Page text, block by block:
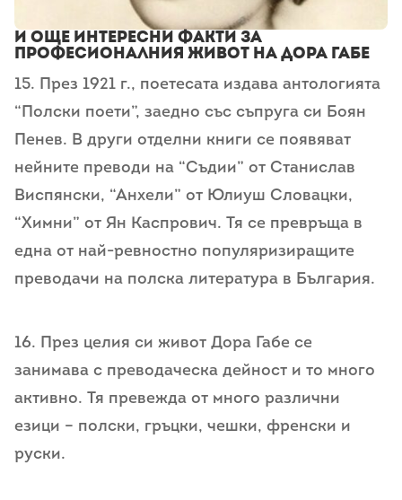
И още интересни факти за
професионалния живот на Дора Габе
15. През 1921 г., поетесата издава антологията
“Полски поети”, заедно със съпруга си Боян
Пенев. В други отделни книги се появяват
нейните преводи на “Съдии” от Станислав
Виспянски, “Анхели” от Юлиуш Словацки,
“Химни” от Ян Каспрович. Тя се превръща в
една от най-ревностно популяризиращите
преводачи на полска литература в България.
16. През целия си живот Дора Габе се
занимава с преводаческа дейност и то много
активно. Тя превежда от много различни
езици – полски, гръцки, чешки, френски и
руски.